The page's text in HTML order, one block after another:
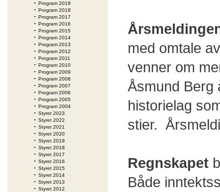
Program 2019
Program 2018
Program 2017
Program 2016
Program 2015
Program 2014
Program 2013
Program 2012
Program 2011
Program 2010
Program 2009
Program 2008
Program 2007
Program 2006
Program 2005
Program 2004
Styret 2023
Styret 2022
Styret 2021
Styret 2020
Styret 2019
Styret 2018
Styret 2017
Styret 2016
Styret 2015
Styret 2014
Styret 2013
Styret 2012
med omtale
venner om
Åsmund Berg
historielag
stier.
Regnskapet
Både